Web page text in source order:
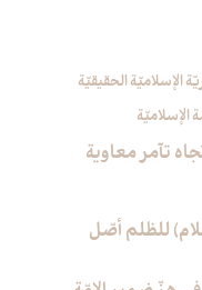
الحقيقيّة
تآمر معاوية
للظلم أصّل